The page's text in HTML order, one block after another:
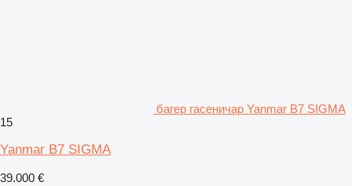
багер гасеничар Yanmar B7 SIGMA
15
Yanmar B7 SIGMA
39.000 €